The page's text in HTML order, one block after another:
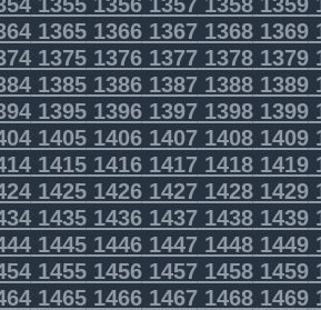
13651366136713681369
13751376137713781379
13851386138713881389
13951396139713981399
14051406140714081409
14151416141714181419
14251426142714281429
14351436143714381439
14451446144714481449
14551456145714581459
14651466146714681469